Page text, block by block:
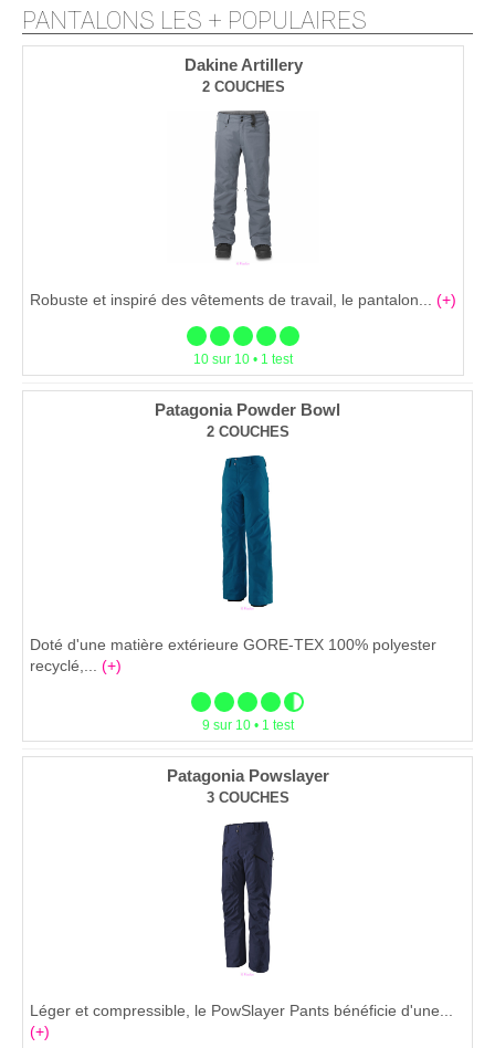
PANTALONS LES + POPULAIRES
Dakine Artillery
2 COUCHES
Robuste et inspiré des vêtements de travail, le pantalon... (+)
10 sur 10 • 1 test
Patagonia Powder Bowl
2 COUCHES
Doté d'une matière extérieure GORE-TEX 100% polyester
recyclé,... (+)
9 sur 10 • 1 test
Patagonia Powslayer
3 COUCHES
Léger et compressible, le PowSlayer Pants bénéficie d'une...
(+)